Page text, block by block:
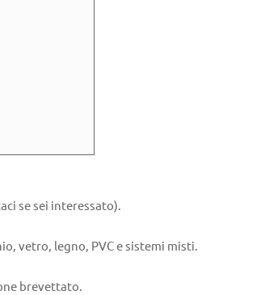
se sei interessato).
vetro, legno, PVC e sistemi misti.
brevettato.